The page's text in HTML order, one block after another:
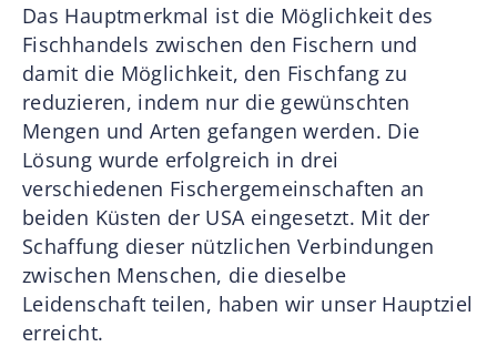
Das Hauptmerkmal ist die Möglichkeit des
Fischhandels zwischen den Fischern und
damit die Möglichkeit, den Fischfang zu
reduzieren, indem nur die gewünschten
Mengen und Arten gefangen werden. Die
Lösung wurde erfolgreich in drei
verschiedenen Fischergemeinschaften an
beiden Küsten der USA eingesetzt. Mit der
Schaffung dieser nützlichen Verbindungen
zwischen Menschen, die dieselbe
Leidenschaft teilen, haben wir unser Hauptziel
erreicht.